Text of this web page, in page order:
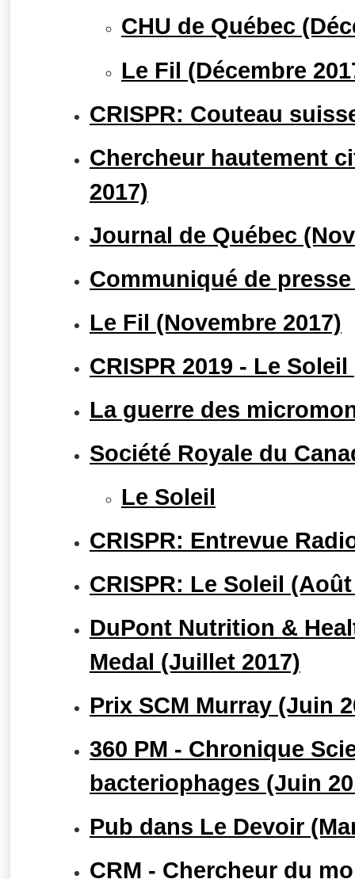
CHU de Québec
Le Fil (Décembre
CRISPR: Couteau
Chercheur hautement
2017)
Journal de Québec
Communiqué de
Le Fil (Novembre 2017)
CRISPR 2019 - Le
La guerre des
Société Royale du
Le Soleil
CRISPR: Entrevue
CRISPR: Le Soleil
DuPont Nutrition &
Medal (Juillet 2017)
Prix SCM Murray (Juin
360 PM - Chronique
bacteriophages (Juin
Pub dans Le Devoir
CRM - Chercheur du